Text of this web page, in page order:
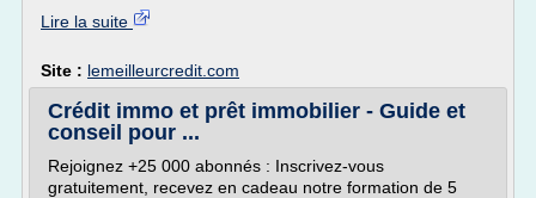
Lire la suite
Site : lemeilleurcredit.com
Crédit immo et prêt immobilier - Guide et
conseil pour ...
Rejoignez +25 000 abonnés : Inscrivez-vous
gratuitement, recevez en cadeau notre formation de 5